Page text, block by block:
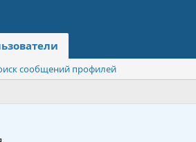
сообщений профилей